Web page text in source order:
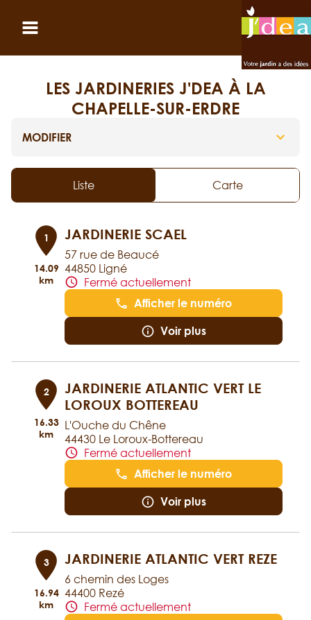
LES JARDINERIES J'DEA À LA
CHAPELLE-SUR-ERDRE
MODIFIER
Liste Carte
1
14.09
km
JARDINERIE SCAEL
57 rue de Beaucé
44850 Ligné
Fermé actuellement
Afficher le numéro
Voir plus
2
16.33
km
JARDINERIE ATLANTIC VERT LE
LOROUX BOTTEREAU
L'Ouche du Chêne
44430 Le Loroux-Bottereau
Fermé actuellement
Afficher le numéro
Voir plus
3
16.94
km
JARDINERIE ATLANTIC VERT REZE
6 chemin des Loges
44400 Rezé
Fermé actuellement